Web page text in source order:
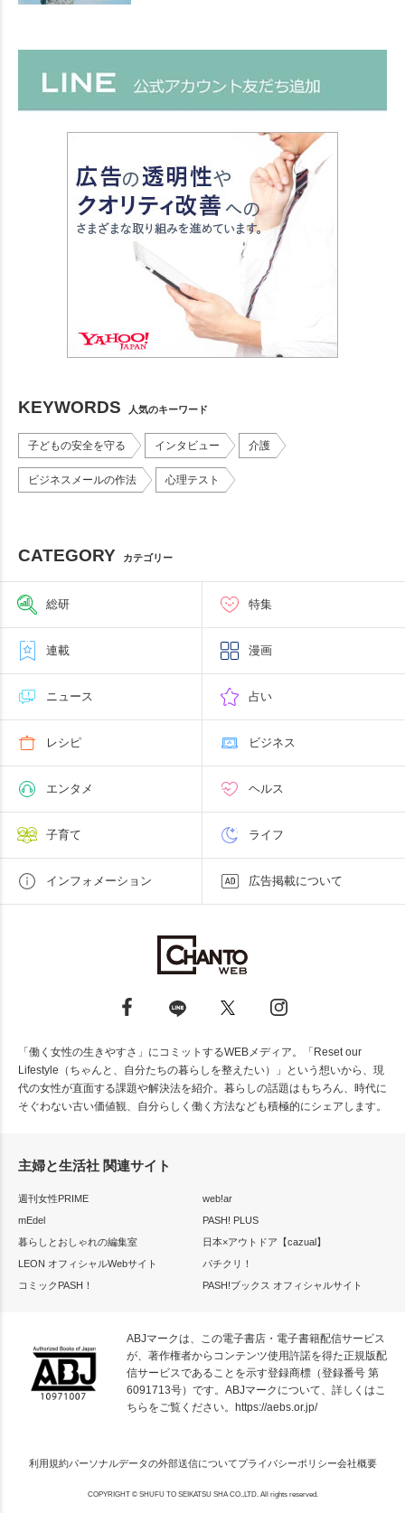
KEYWORDS 人気のキーワード
子どもの安全を守る インタビュー 介護
ビジネスメールの作法 心理テスト
CATEGORY カテゴリー
総研 特集
連載 漫画
ニュース 占い
レシピ ビジネス
エンタメ ヘルス
子育て ライフ
インフォメーション 広告掲載について
「働く女性の生きやすさ」にコミットするWEBメディア。「Reset our
Lifestyle（ちゃんと、自分たちの暮らしを整えたい）」という想いから、現
代の女性が直面する課題や解決法を紹介。暮らしの話題はもちろん、時代に
そぐわない古い価値観、自分らしく働く方法なども積極的にシェアします。
主婦と生活社 関連サイト
週刊女性PRIME
web!ar
mEdel
PASH! PLUS
暮らしとおしゃれの編集室
日本×アウトドア【cazual】
LEON オフィシャルWebサイト
パチクリ！
コミックPASH！
PASH!ブックス オフィシャルサイト
ABJマークは、この電子書店・電子書籍配信サービス
が、著作権者からコンテンツ使用許諾を得た正規版配
信サービスであることを示す登録商標（登録番号 第
6091713号）です。ABJマークについて、詳しくはこ
ちらをご覧ください。
https://aebs.or.jp/
利用規約パーソナルデータの外部送信についてプライバシーポリシー会社概要
COPYRIGHT © SHUFU TO SEIKATSU SHA CO.,LTD. All rights reserved.